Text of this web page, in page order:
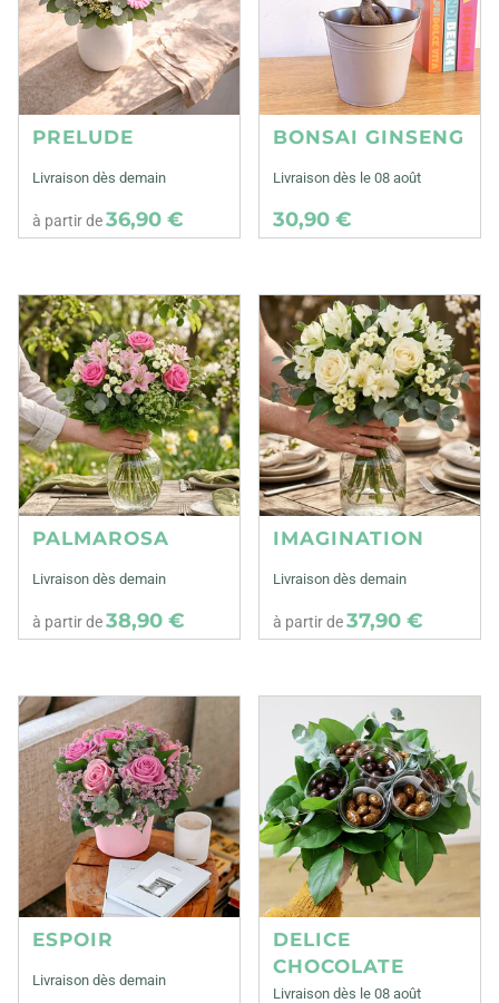
PRELUDE
Livraison dès demain
à partir de36,90 €
BONSAI GINSENG
Livraison dès le 08 août
30,90 €
PALMAROSA
Livraison dès demain
à partir de38,90 €
IMAGINATION
Livraison dès demain
à partir de37,90 €
ESPOIR
Livraison dès demain
DELICE
CHOCOLATE
Livraison dès le 08 août